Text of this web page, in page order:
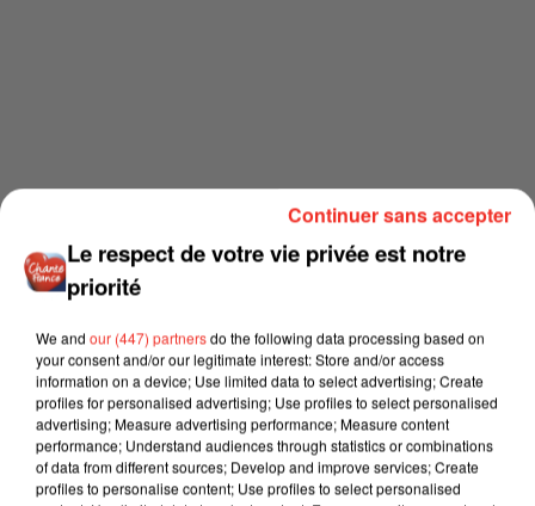
Le respect de votre vie privée est notre
priorité
We and our (447) partnersdo the following data processing based on
your consent and/or our legitimate interest: Store and/or access
information on a device; Use limited data to select advertising; Create
profiles for personalised advertising; Use profiles to select personalised
advertising; Measure advertising performance; Measure content
performance; Understand audiences through statistics or combinations
of data from different sources; Develop and improve services; Create
profiles to personalise content; Use profiles to select personalised
Continuer sans accepter